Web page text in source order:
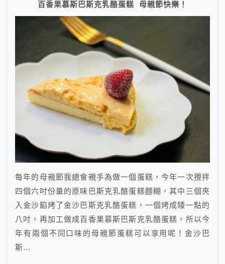
百香果慕斯巴斯克乳酪蛋糕 母親節快樂！
每年的母親節我總會親手為做一個蛋糕，今年一次攪拌
四個六吋份量的原味巴斯克乳酪蛋糕麵糊，其中三個夾
入金沙餡烤了金沙巴斯克乳酪蛋糕，一個烤成矮一點的
八吋，再加工做成百香果慕斯巴斯克乳酪蛋糕，所以今
年有兩個不同口味的母親節蛋糕可以享用呢！金沙巴
斯…